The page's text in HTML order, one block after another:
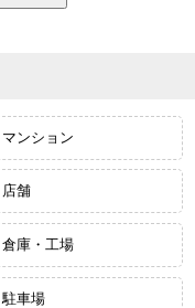
マンション
店舗
倉庫・工場
駐車場